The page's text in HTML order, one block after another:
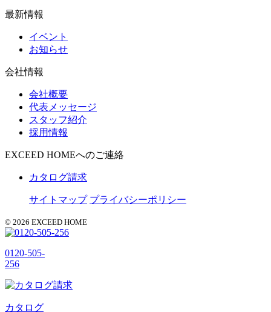
最新情報
イベント
お知らせ
会社情報
会社概要
代表メッセージ
スタッフ紹介
採用情報
EXCEED HOMEへのご連絡
カタログ請求
サイトマップ プライバシーポリシー
© 2026 EXCEED HOME
0120-505-
256
カタログ